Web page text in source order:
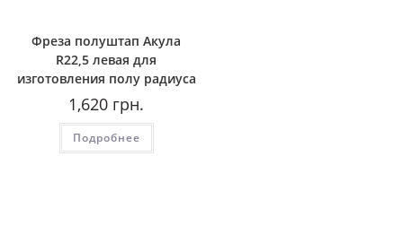
Фреза полуштап Акула
R22,5 левая для
изготовления полу радиуса
1,620 грн.
Подробнее